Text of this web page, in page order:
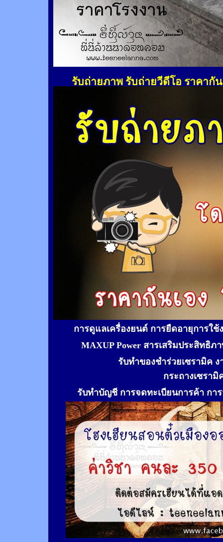
รับถ่ายภาพ รับถ่ายวีดีโอ ราคากั
การดูแลเครื่องยนต์ การยืดอายุการใ
MAXUP Power สารเสริมประสิทธิ
รับทำของชำร่วยเซรามิค
กระถางเซรา
รับทำบัญชี การจดทะเบียนการค้า กา